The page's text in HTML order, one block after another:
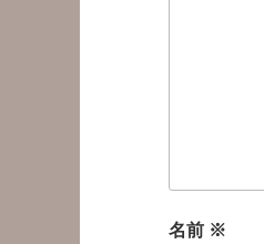
名前 ※